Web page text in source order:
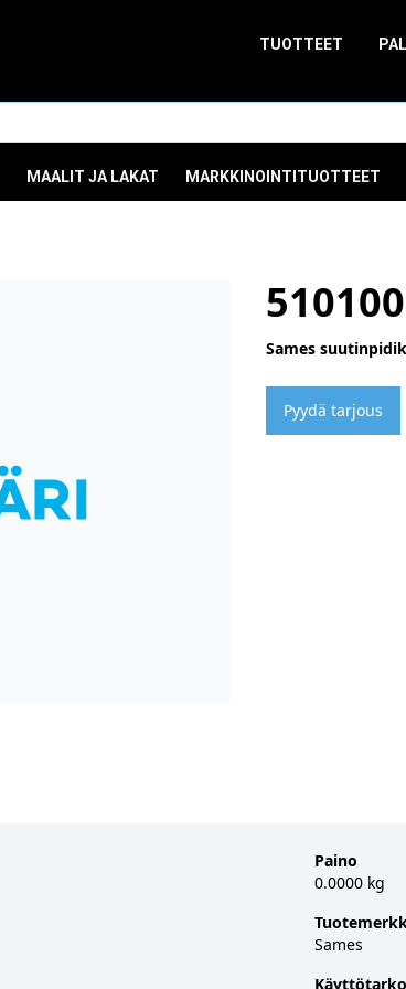
TUOTTEET
MAALIT JA LAKAT MARKKINOINTITUOTTEET
Sames
Pyydä tarjous
Paino
0.0000 kg
Sames